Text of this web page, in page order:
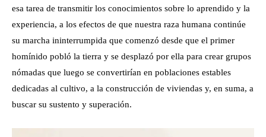
esa tarea de transmitir los conocimientos sobre lo aprendido y la
experiencia, a los efectos de que nuestra raza humana continúe
su marcha ininterrumpida que comenzó desde que el primer
homínido pobló la tierra y se desplazó por ella para crear grupos
nómadas que luego se convertirían en poblaciones estables
dedicadas al cultivo, a la construcción de viviendas y, en suma, a
buscar su sustento y superación.